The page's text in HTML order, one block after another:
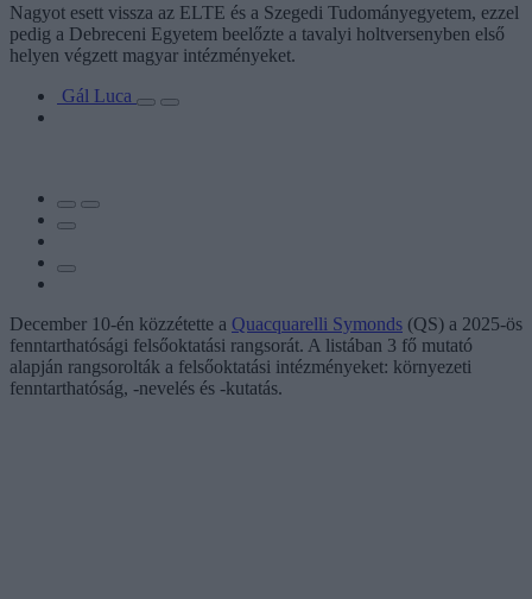
Nagyot esett vissza az ELTE és a Szegedi Tudományegyetem, ezzel
pedig a Debreceni Egyetem beelőzte a tavalyi holtversenyben első
helyen végzett magyar intézményeket.
Gál Luca
December 10-én közzétette a Quacquarelli Symonds (QS) a 2025-ös
fenntarthatósági felsőoktatási rangsorát. A listában 3 fő mutató
alapján rangsorolták a felsőoktatási intézményeket: környezeti
fenntarthatóság, -nevelés és -kutatás.